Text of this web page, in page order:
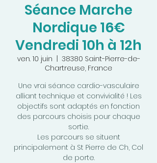
Séance Marche
Nordique 16€
Vendredi 10h à 12h
ven. 10 juin
38380 Saint-Pierre-de-
Chartreuse, France
Une vrai séance cardio-vasculaire
alliant technique et convivialité ! Les
objectifs sont adaptés en fonction
des parcours choisis pour chaque
sortie.
Les parcours se situent
principalement à St Pierre de Ch, Col
de porte.